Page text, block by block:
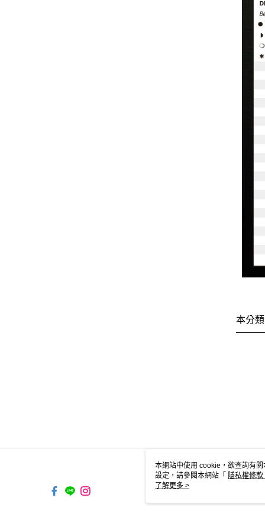
本分
本網站中使用 cookie，欲查詢有
設定，請參閱本網站「 隱私權條款
使用 cookie。
了解更多 >